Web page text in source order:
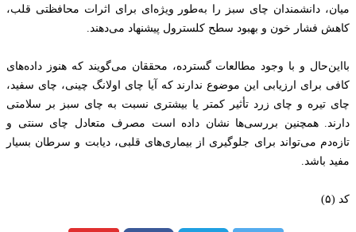
میان، دانشمندان چای سبز را به‌طور ویژه‌ای برای اثرات محافظتی قلب،
کاهش فشار خون و بهبود سطح کلسترول پیشنهاد می‌دهند.
بااین‌حال و با وجود مطالعات گسترده، محققان می‌گویند که هنوز داده‌های
کافی برای ارزیابی این موضوع ندارند که آیا چای اولانگ چینی، چای سفید،
چای تیره و چای زرد تأثیر کمتر یا بیشتری نسبت به چای سبز بر سلامتی
دارند. همچنین بررسی‌ها نشان داده است مصرف متعادل چای سنتی و
تازه‌دم می‌تواند برای جلوگیری از بیماری‌های قلبی، دیابت و سرطان بسیار
مفید باشد.
کد (۵)